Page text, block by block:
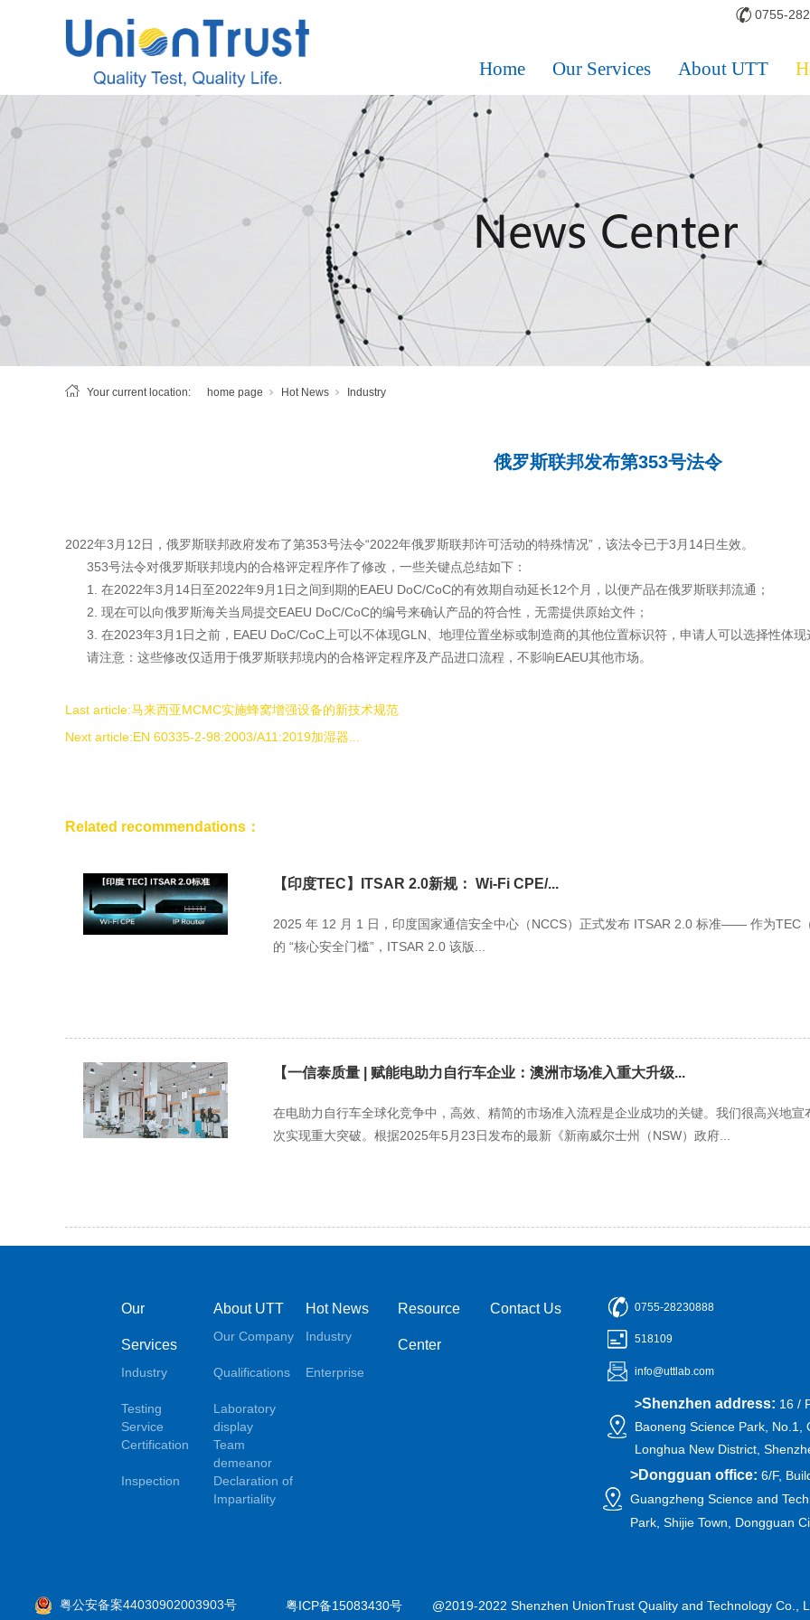
0755-
Home Our Services About UTT
Your current location: home page Hot News Industry
俄罗斯联邦发布第353号法令
2022年3月12日，俄罗斯联邦政府发布了第353号法令“2022年俄罗斯联邦许可活动的特殊情况”，该法令已于3月14日生效。
353号法令对俄罗斯联邦境内的合格评定程序作了修改，一些关键点总结如下：
1. 在2022年3月14日至2022年9月1日之间到期的EAEU DoC/CoC的有效期自动延长12个月，以便产品在俄罗斯联邦流通；
2. 现在可以向俄罗斯海关当局提交EAEU DoC/CoC的编号来确认产品的符合性，无需提供原始文件；
3. 在2023年3月1日之前，EAEU DoC/CoC上可以不体现GLN、地理位置坐标或制造商的其他位置标识符，申请人可以选择性体现
请注意：这些修改仅适用于俄罗斯联邦境内的合格评定程序及产品进口流程，不影响EAEU其他市场。
Last article:马来西亚MCMC实施蜂窝增强设备的新技术规范
Next article:EN 60335-2-98:2003/A11:2019加湿器...
Related recommendations：
【印度TEC】ITSAR 2.0新规： Wi-Fi CPE/...
2025 年 12 月 1 日，印度国家通信安全中心（NCCS）正式发布 ITSAR 2.0 标准—— 作为TEC
的 “核心安全门槛”，ITSAR 2.0 该版...
【一信泰质量 | 赋能电助力自行车企业：澳洲市场准入重大升级...
在电助力自行车全球化竞争中，高效、精简的市场准入流程是企业成功的关键。我们很高兴地
次实现重大突破。根据2025年5月23日发布的最新《新南威尔士州（NSW）政府...
Our
Services
Industry
Testing
Service
Certification
Inspection
About UTT
Our Company
Qualifications
Laboratory
display
Team
demeanor
Declaration of
Impartiality
Hot News
Industry
Enterprise
Resource
Center
Contact Us 0755-28230888
518109
info@uttlab.com
>Shenzhen address: 16 /
Baoneng Science Park, No.1,
Longhua New District,
>Dongguan office: 6/F,
Guangzheng Science and
Park, Shijie Town, Dongguan
粤ICP备15083430号 @2019-2022 Shenzhen UnionTrust Quality and Technology Co.,
粤公安备案44030902003903号